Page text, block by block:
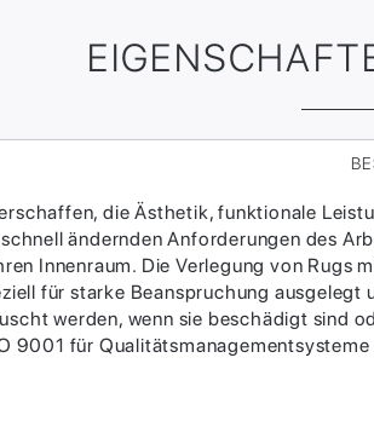
die Ästhetik, funktionale
ändernden Anforderungen des
Innenraum.​ Die Verlegung von
für starke Beanspruchung
werden, wenn sie beschädigt sind
9001 für